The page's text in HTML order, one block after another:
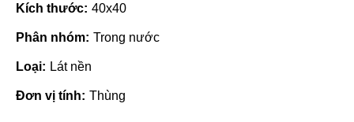
Kích thước: 40x40
Phân nhóm: Trong nước
Loại: Lát nền
Đơn vị tính: Thùng